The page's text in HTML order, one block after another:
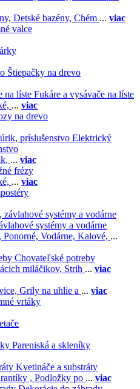
Detské bazény, Chém ... viac
valce
Štiepačky na drevo
Fukáre a vysávače na líste
... viac
na drevo
Elektrický
... viac
frézy
... viac
systémy a vodárne
Ponorné, Vodárne, Kalové, ...
Chovateľské potreby
miláčikov, Strih ... viac
Grily na uhlie a ... viac
vrtáky
Pareniská a skleníky
Kvetináče a substráty
, Podložky po ... viac